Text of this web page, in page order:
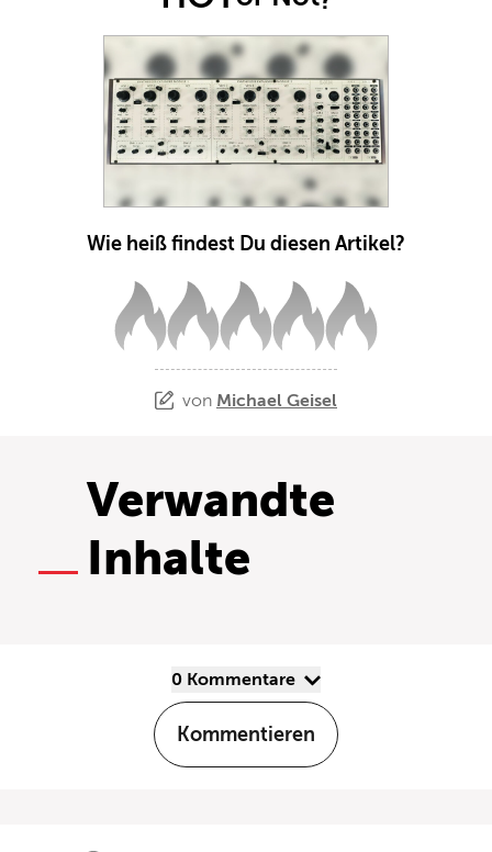
Wie heiß findest Du diesen Artikel?
von Michael Geisel
Verwandte
Inhalte
0 Kommentare
Kommentieren